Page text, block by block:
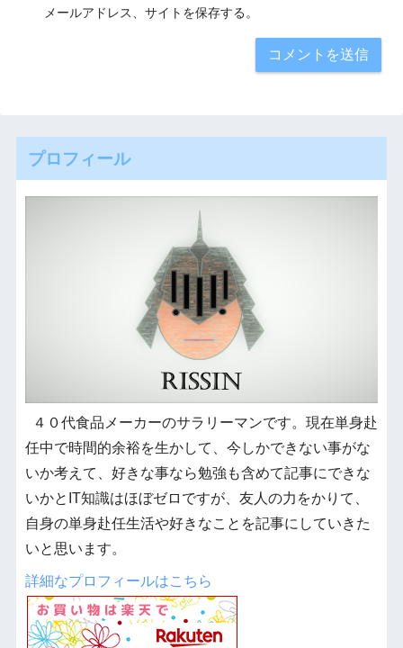
メールアドレス、サイトを保存する。
プロフィール
４０代食品メーカーのサラリーマンです。現在単身赴
任中で時間的余裕を生かして、今しかできない事がな
いか考えて、好きな事なら勉強も含めて記事にできな
いかとIT知識はほぼゼロですが、友人の力をかりて、
自身の単身赴任生活や好きなことを記事にしていきた
いと思います。
詳細なプロフィールはこちら